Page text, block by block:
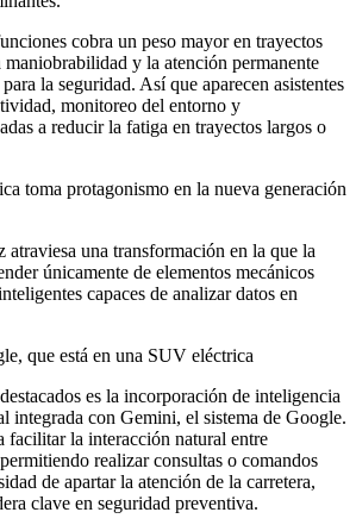
cobra un peso mayor en trayectos
y la atención permanente
la seguridad. Así que aparecen asistentes
monitoreo del entorno y
a reducir la fatiga en trayectos largos o
toma protagonismo en la nueva generación
una transformación en la que la
únicamente de elementos mecánicos
capaces de analizar datos en
que está en una SUV eléctrica
es la incorporación de inteligencia
integrada con Gemini, el sistema de Google.
facilitar la interacción natural entre
realizar consultas o comandos
de apartar la atención de la carretera,
clave en seguridad preventiva.